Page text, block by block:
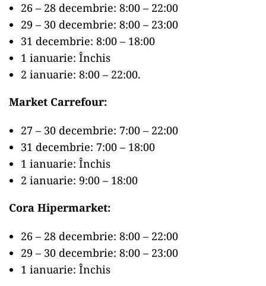
26 – 28 decembrie: 8:00 – 22:00
29 – 30 decembrie: 8:00 – 23:00
31 decembrie: 8:00 – 18:00
1 ianuarie: Închis
2 ianuarie: 8:00 – 22:00.
Market Carrefour:
27 – 30 decembrie: 7:00 – 22:00
31 decembrie: 7:00 – 18:00
1 ianuarie: Închis
2 ianuarie: 9:00 – 18:00
Cora Hipermarket:
26 – 28 decembrie: 8:00 – 22:00
29 – 30 decembrie: 8:00 – 23:00
1 ianuarie: Închis